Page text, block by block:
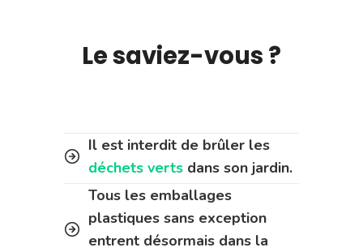
Le saviez-vous ?
Il est interdit de brûler les
déchets verts dans son jardin.
Tous les emballages
plastiques sans exception
entrent désormais dans la